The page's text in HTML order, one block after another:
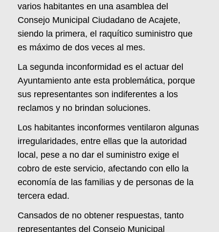
varios habitantes en una asamblea del
Consejo Municipal Ciudadano de Acajete,
siendo la primera, el raquítico suministro que
es máximo de dos veces al mes.
La segunda inconformidad es el actuar del
Ayuntamiento ante esta problemática, porque
sus representantes son indiferentes a los
reclamos y no brindan soluciones.
Los habitantes inconformes ventilaron algunas
irregularidades, entre ellas que la autoridad
local, pese a no dar el suministro exige el
cobro de este servicio, afectando con ello la
economía de las familias y de personas de la
tercera edad.
Cansados de no obtener respuestas, tanto
representantes del Consejo Municipal